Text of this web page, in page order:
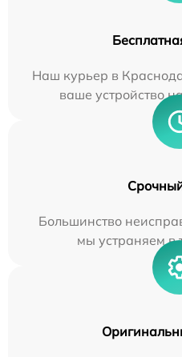
Наш курьер в
ваше устройство
Большинство
мы устраняем в